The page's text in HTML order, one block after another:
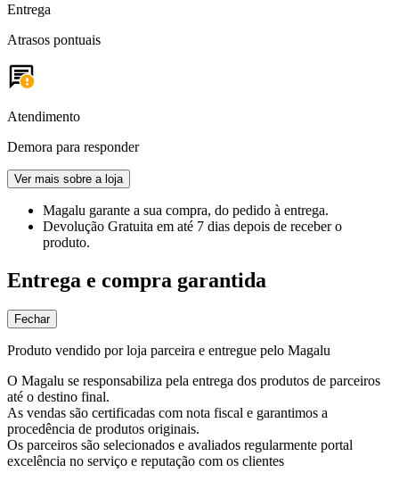
Entrega
Atrasos pontuais
Atendimento
Demora para responder
Ver mais sobre a loja
Magalu garante a sua compra, do pedido à entrega.
Devolução Gratuita em até 7 dias depois de receber o
produto.
Entrega e compra garantida
Fechar
Produto vendido por loja parceira e entregue pelo Magalu
O Magalu se responsabiliza pela entrega dos produtos de parceiros
até o destino final.
As vendas são certificadas com nota fiscal e garantimos a
procedência de produtos originais.
Os parceiros são selecionados e avaliados regularmente portal
excelência no serviço e reputação com os clientes